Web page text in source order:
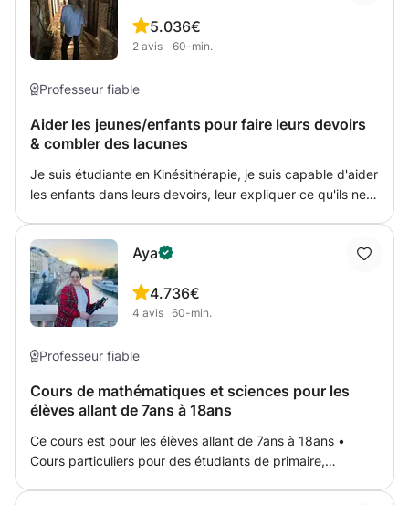
5.0
2 avis
36€
60-min.
Professeur fiable
Aider les jeunes/enfants pour faire leurs devoirs
& combler des lacunes
Je suis étudiante en Kinésithérapie, je suis capable d'aider
les enfants dans leurs devoirs, leur expliquer ce qu'ils ne
également toutes les autres matières ne sont pas un
soucis pour moi. J'ai le contact facile et agréable avec les
enfants.
Aya
4.7
4 avis
36€
60-min.
Professeur fiable
Cours de mathématiques et sciences pour les
élèves allant de 7ans à 18ans
Ce cours est pour les élèves allant de 7ans à 18ans •
Cours particuliers pour des étudiants de primaire,